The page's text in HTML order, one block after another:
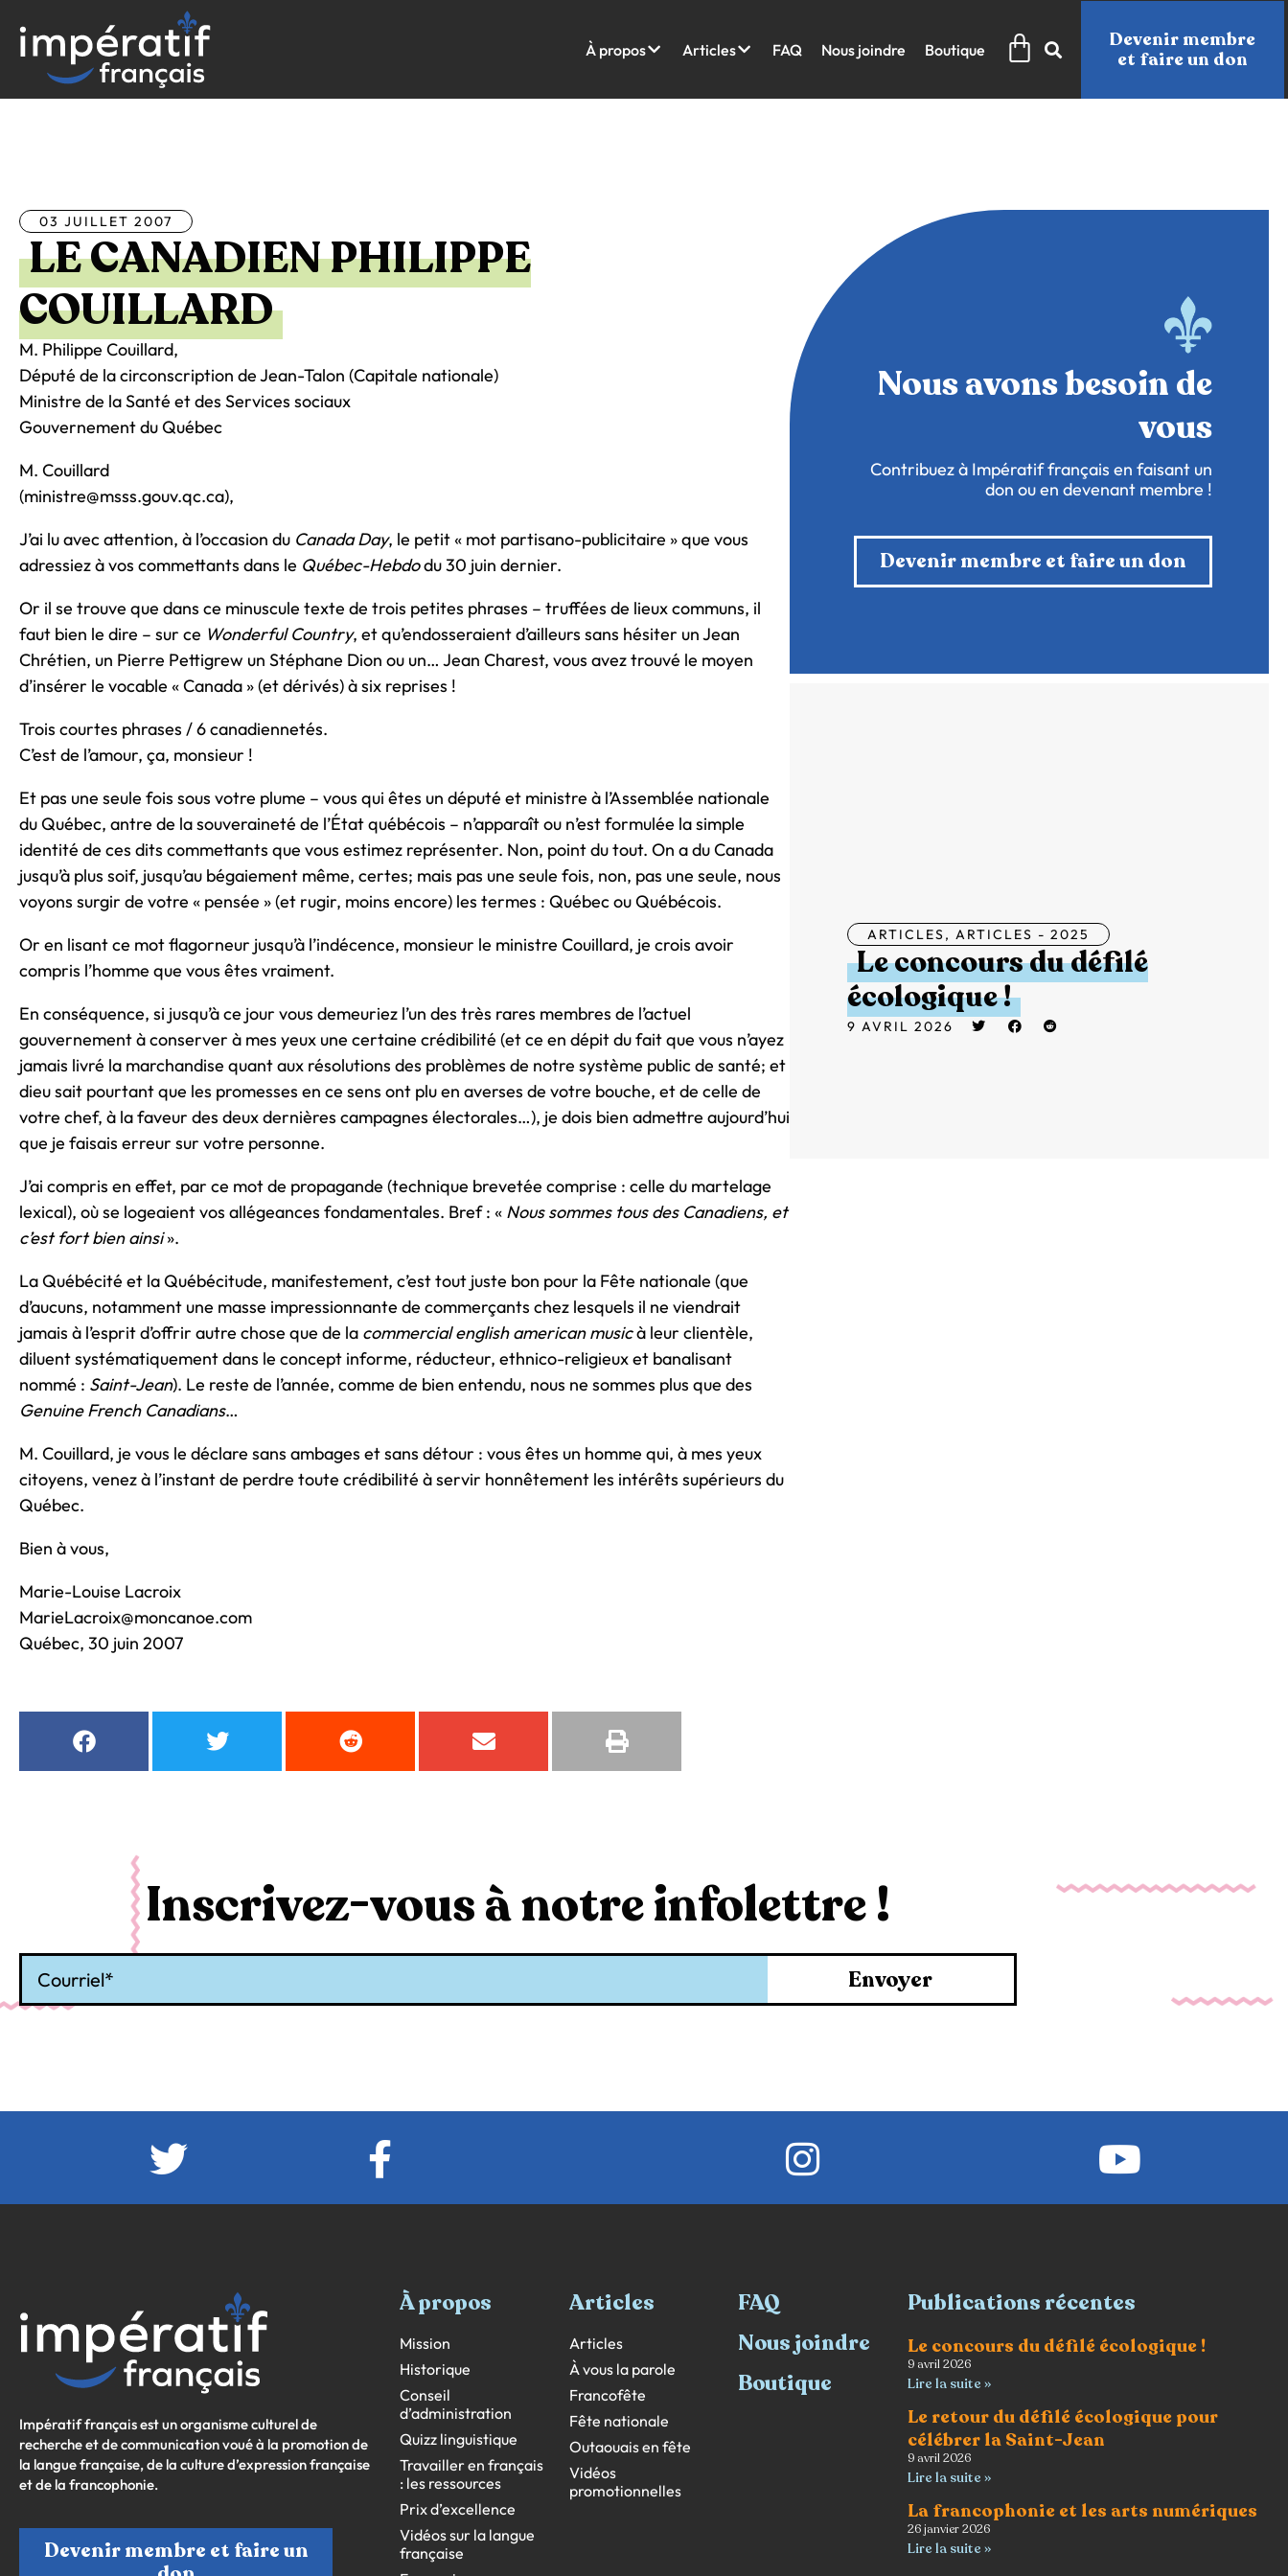
contenu
À propos Articles FAQ Nous joindre Boutique Panier
Devenir membre
et faire un don
03 JUILLET 2007
LE CANADIEN PHILIPPE
COUILLARD
M. Philippe Couillard,
Député de la circonscription de Jean-Talon (Capitale nationale)
Ministre de la Santé et des Services sociaux
Gouvernement du Québec
M. Couillard
(ministre@msss.gouv.qc.ca),
J’ai lu avec attention, à l’occasion du Canada Day, le petit « mot partisano-publicitaire » que vous
adressiez à vos commettants dans le Québec-Hebdodu 30 juin dernier.
Or il se trouve que dans ce minuscule texte de trois petites phrases – truffées de lieux communs, il
faut bien le dire – sur ce Wonderful Country, et qu’endosseraient d’ailleurs sans hésiter un Jean
Chrétien, un Pierre Pettigrew un Stéphane Dion ou un… Jean Charest, vous avez trouvé le moyen
d’insérer le vocable « Canada » (et dérivés) à six reprises !
Trois courtes phrases / 6 canadiennetés.
C’est de l’amour, ça, monsieur !
Et pas une seule fois sous votre plume – vous qui êtes un député et ministre à l’Assemblée nationale
du Québec, antre de la souveraineté de l’État québécois – n’apparaît ou n’est formulée la simple
identité de ces dits commettants que vous estimez représenter. Non, point du tout. On a du Canada
jusqu’à plus soif, jusqu’au bégaiement même, certes; mais pas une seule fois, non, pas une seule, nous
voyons surgir de votre « pensée » (et rugir, moins encore) les termes : Québec ou Québécois.
Or en lisant ce mot flagorneur jusqu’à l’indécence, monsieur le ministre Couillard, je crois avoir
compris l’homme que vous êtes vraiment.
En conséquence, si jusqu’à ce jour vous demeuriez l’un des très rares membres de l’actuel
gouvernement à conserver à mes yeux une certaine crédibilité (et ce en dépit du fait que vous n’ayez
jamais livré la marchandise quant aux résolutions des problèmes de notre système public de santé; et
dieu sait pourtant que les promesses en ce sens ont plu en averses de votre bouche, et de celle de
votre chef, à la faveur des deux dernières campagnes électorales…), je dois bien admettre aujourd’hui
que je faisais erreur sur votre personne.
J’ai compris en effet, par ce mot de propagande (technique brevetée comprise : celle du martelage
lexical), où se logeaient vos allégeances fondamentales. Bref : « Nous sommes tous des Canadiens, et
c’est fort bien ainsi».
La Québécité et la Québécitude, manifestement, c’est tout juste bon pour la Fête nationale (que
d’aucuns, notamment une masse impressionnante de commerçants chez lesquels il ne viendrait
jamais à l’esprit d’offrir autre chose que de la commercial english american musicà leur clientèle,
diluent systématiquement dans le concept informe, réducteur, ethnico-religieux et banalisant
nommé : Saint-Jean). Le reste de l’année, comme de bien entendu, nous ne sommes plus que des
Genuine French Canadians…
M. Couillard, je vous le déclare sans ambages et sans détour : vous êtes un homme qui, à mes yeux
citoyens, venez à l’instant de perdre toute crédibilité à servir honnêtement les intérêts supérieurs du
Québec.
Bien à vous,
Marie-Louise Lacroix
MarieLacroix@moncanoe.com
Québec, 30 juin 2007
Nous avons besoin de
vous
Contribuez à Impératif français en faisant un
don ou en devenant membre !
Devenir membre et faire un don
ARTICLES, ARTICLES - 2025
Le concours du défilé
écologique !
9 AVRIL 2026
Inscrivez-vous à notre infolettre !
Envoyer
Impératif français est un organisme culturel de
recherche et de communication voué à la promotion de
la langue française, de la culture d’expression française
et de la francophonie.
Devenir membre et faire un
À propos
Mission
Historique
Conseil
d’administration
Quizz linguistique
Travailler en français
: les ressources
Prix d’excellence
Vidéos sur la langue
française
Articles
Articles
À vous la parole
Francofête
Fête nationale
Outaouais en fête
Vidéos
promotionnelles
FAQ
Nous joindre
Boutique
Publications récentes
Le concours du défilé écologique !
9 avril 2026
Lire la suite »
Le retour du défilé écologique pour
célébrer la Saint-Jean
9 avril 2026
Lire la suite »
La francophonie et les arts numériques
26 janvier 2026
Lire la suite »